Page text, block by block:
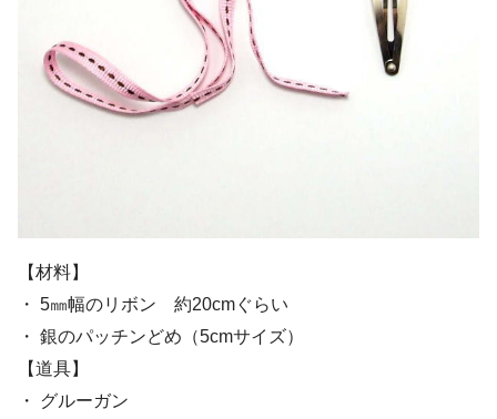
【材料】
・ 5㎜幅のリボン 約20cmぐらい
・ 銀のパッチンどめ（5cmサイズ）
【道具】
・ グルーガン